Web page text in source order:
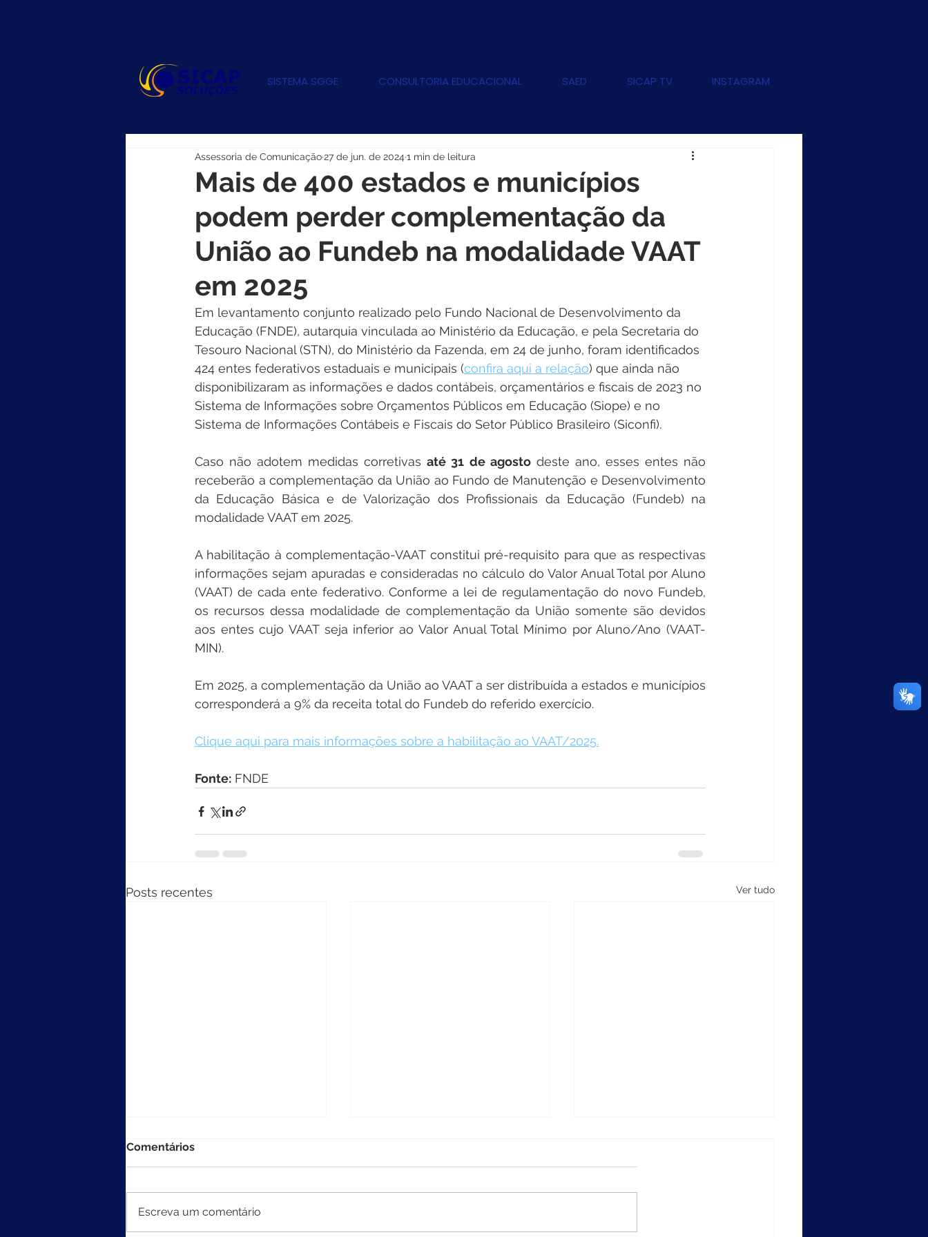
SISTEMA SGGE CONSULTORIA EDUCACIONAL SAED SICAP TV INSTAGRAM
Mais de 400 estados e municípios
podem perder complementação da
União ao Fundeb na modalidade VAAT
em 2025
Assessoria de Comunicação27 de jun. de 2024 1 min de leitura
Em levantamento conjunto realizado pelo Fundo Nacional de Desenvolvimento da
Educação (FNDE), autarquia vinculada ao Ministério da Educação, e pela Secretaria do
Tesouro Nacional (STN), do Ministério da Fazenda, em 24 de junho, foram identificados
424 entes federativos estaduais e municipais (confira aqui a relação) que ainda não
disponibilizaram as informações e dados contábeis, orçamentários e fiscais de 2023 no
Sistema de Informações sobre Orçamentos Públicos em Educação (Siope) e no
Sistema de Informações Contábeis e Fiscais do Setor Público Brasileiro (Siconfi).
Caso não adotem medidas corretivas até 31 de agosto deste ano, esses entes não
receberão a complementação da União ao Fundo de Manutenção e Desenvolvimento
da Educação Básica e de Valorização dos Profissionais da Educação (Fundeb) na
modalidade VAAT em 2025.
A habilitação à complementação-VAAT constitui pré-requisito para que as respectivas
informações sejam apuradas e consideradas no cálculo do Valor Anual Total por Aluno
(VAAT) de cada ente federativo. Conforme a lei de regulamentação do novo Fundeb,
os recursos dessa modalidade de complementação da União somente são devidos
aos entes cujo VAAT seja inferior ao Valor Anual Total Mínimo por Aluno/Ano (VAAT-
MIN).
Em 2025, a complementação da União ao VAAT a ser distribuída a estados e municípios
corresponderá a 9% da receita total do Fundeb do referido exercício.
Clique aqui para mais informações sobre a habilitação ao VAAT/2025.
Fonte: FNDE
Posts recentes Ver tudo
Comentários
Escreva um comentário